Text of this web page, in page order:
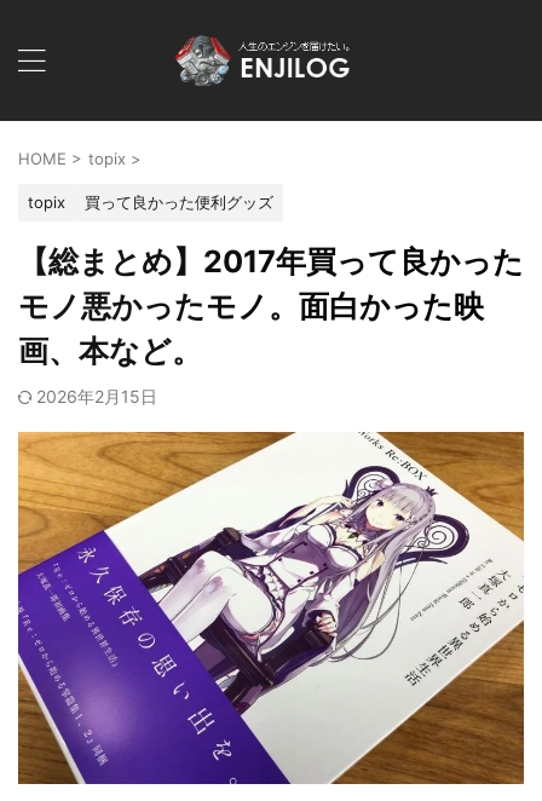
HOME > topix >
topix 買って良かった便利グッズ
【総まとめ】2017年買って良かった
モノ悪かったモノ。面白かった映
画、本など。
2026年2月15日